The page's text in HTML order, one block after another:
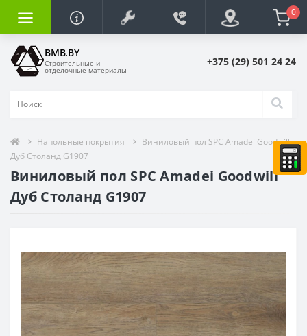
0
BMB.BY
Строительные и
отделочные материалы
+375 (29) 501 24 24
Напольные покрытия
Виниловый пол SPC Amadei Goodwill
Дуб Cтoлaнд G1907
Виниловый пол SPC Amadei Goodwill
Дуб Cтoлaнд G1907